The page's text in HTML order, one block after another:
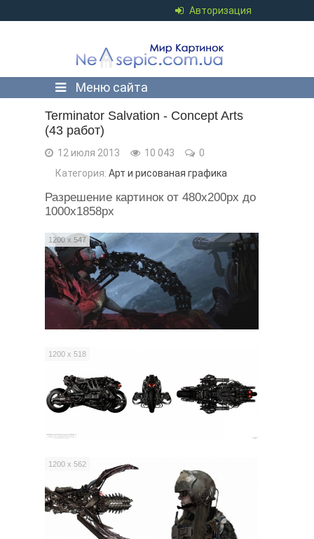
Авторизация
Меню сайта
Terminator Salvation - Concept Arts
(43 работ)
12 июля 2013 10 043
0
Категория: Арт и рисованая графика
Разрешение картинок от 480x200px до
1000x1858px
1200 x 547
1200 x 518
1200 x 562